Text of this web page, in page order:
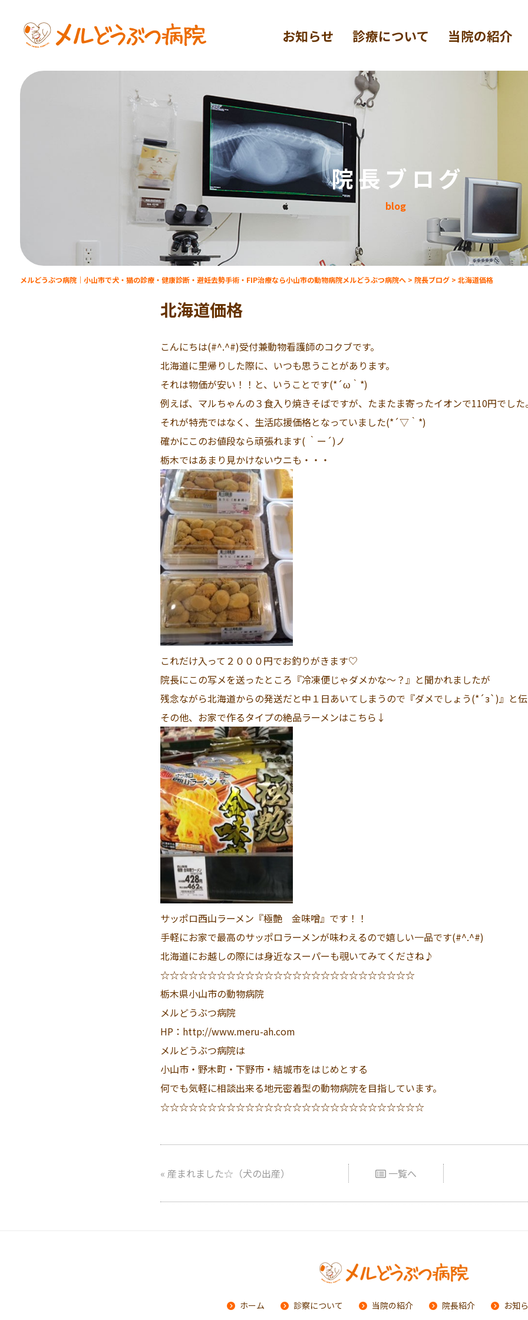
お知らせ 診療について 当院の紹介
院長ブログ
blog
メルどうぶつ病院｜小山市で犬・猫の診療・健康診断・避妊去勢手術・FIP治療なら小山市の動物病院メルどうぶつ病院へ> 院長ブログ> 北海道価格
北海道価格
こんにちは(#^.^#)受付兼動物看護師のコクブです。
北海道に里帰りした際に、いつも思うことがあります。
それは物価が安い！！と、いうことです(*´ω｀*)
例えば、マルちゃんの３食入り焼きそばですが、たまたま寄ったイオンで110円でした
それが特売ではなく、生活応援価格となっていました(*´▽｀*)
確かにこのお値段なら頑張れます( ｀ー´)ノ
栃木ではあまり見かけないウニも・・・
これだけ入って２０００円でお釣りがきます♡
院長にこの写メを送ったところ『冷凍便じゃダメかな～？』と聞かれましたが
残念ながら北海道からの発送だと中１日あいてしまうので『ダメでしょう(*´з`)』と
その他、お家で作るタイプの絶品ラーメンはこちら↓
サッポロ西山ラーメン『極艶 金味噌』です！！
手軽にお家で最高のサッポロラーメンが味わえるので嬉しい一品です(#^.^#)
北海道にお越しの際には身近なスーパーも覗いてみてくださね♪
☆☆☆☆☆☆☆☆☆☆☆☆☆☆☆☆☆☆☆☆☆☆☆☆☆☆☆
栃木県小山市の動物病院
メルどうぶつ病院
HP：http://www.meru-ah.com
メルどうぶつ病院は
小山市・野木町・下野市・結城市をはじめとする
何でも気軽に相談出来る地元密着型の動物病院を目指しています。
☆☆☆☆☆☆☆☆☆☆☆☆☆☆☆☆☆☆☆☆☆☆☆☆☆☆☆☆
« 産まれました☆（犬の出産） 一覧へ
ホーム 診察について 当院の紹介 院長紹介 お知